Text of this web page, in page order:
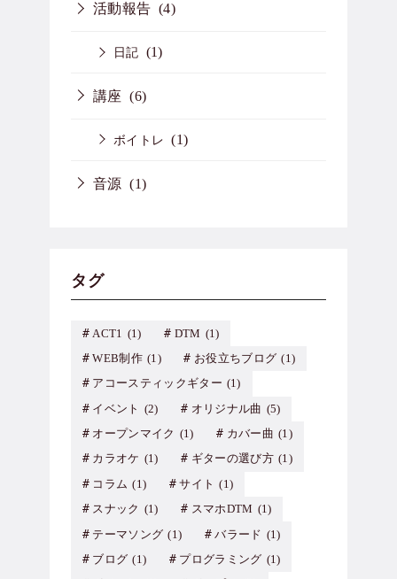
活動報告 (4)
日記 (1)
講座 (6)
ボイトレ (1)
音源 (1)
タグ
ACT1 (1) DTM (1)
WEB制作 (1) お役立ちブログ (1)
アコースティックギター (1)
イベント (2) オリジナル曲 (5)
オープンマイク (1) カバー曲 (1)
カラオケ (1) ギターの選び方 (1)
コラム (1) サイト (1)
スナック (1) スマホDTM (1)
テーマソング (1) バラード (1)
ブログ (1) プログラミング (1)